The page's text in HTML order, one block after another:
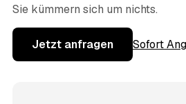
Sie kümmern sich um nichts.
Jetzt anfragen Sofort